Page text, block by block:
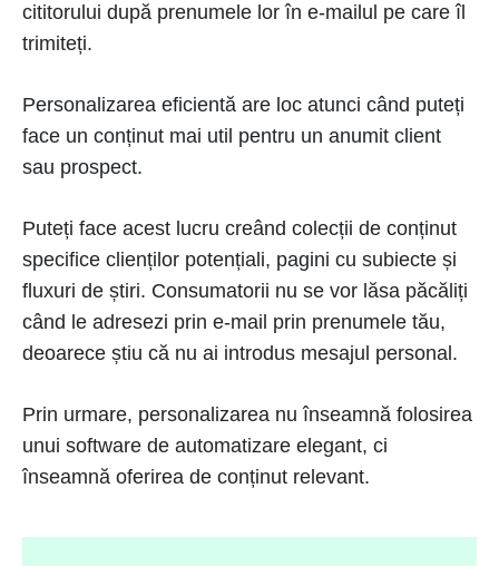
cititorului după prenumele lor în e-mailul pe care îl
trimiteți.
Personalizarea eficientă are loc atunci când puteți
face un conținut mai util pentru un anumit client
sau prospect.
Puteți face acest lucru creând colecții de conținut
specifice clienților potențiali, pagini cu subiecte și
fluxuri de știri. Consumatorii nu se vor lăsa păcăliți
când le adresezi prin e-mail prin prenumele tău,
deoarece știu că nu ai introdus mesajul personal.
Prin urmare, personalizarea nu înseamnă folosirea
unui software de automatizare elegant, ci
înseamnă oferirea de conținut relevant.